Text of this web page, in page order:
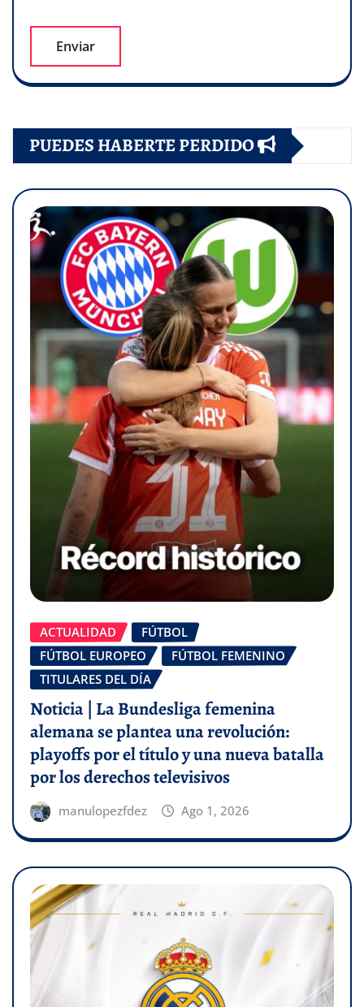
PUEDES HABERTE PERDIDO
ACTUALIDAD
FÚTBOL
FÚTBOL EUROPEO
FÚTBOL FEMENINO
TITULARES DEL DÍA
Noticia | La Bundesliga femenina
alemana se plantea una revolución:
playoffs por el título y una nueva batalla
por los derechos televisivos
manulopezfdez Ago 1, 2026